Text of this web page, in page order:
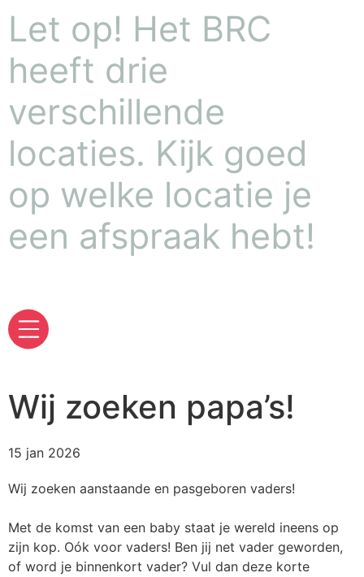
Let op! Het BRC
heeft drie
verschillende
locaties. Kijk goed
op welke locatie je
een afspraak hebt!
Wij zoeken papa’s!
15 jan 2026
Wij zoeken aanstaande en pasgeboren vaders!
Met de komst van een baby staat je wereld ineens op
zijn kop. Oók voor vaders! Ben jij net vader geworden,
of word je binnenkort vader? Vul dan deze korte